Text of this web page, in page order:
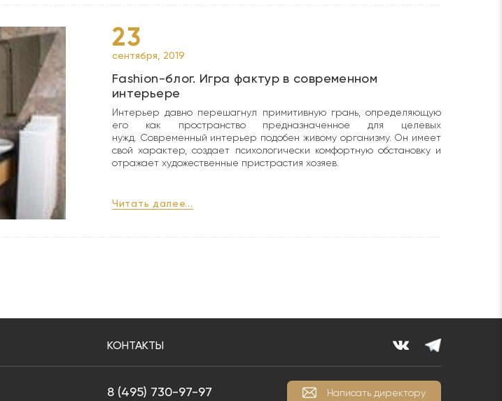
23
сентября, 2019
Fashion-блог. Игра фактур в современном
интерьере
Интерьер давно перешагнул примитивную грань, определяющую
его как пространство предназначенное для целевых
нужд. Современный интерьер подобен живому организму. Он имеет
свой характер, создает психологически комфортную обстановку и
отражает художественные пристрастия хозяев.
Читать далее...
КОНТАКТЫ
8 (495) 730-97-97 Написать директору